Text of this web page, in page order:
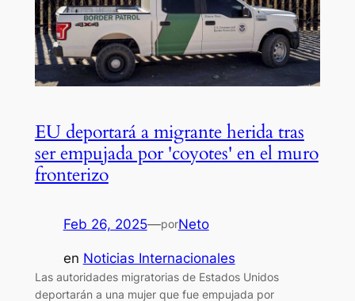
EU deportará a migrante herida tras
ser empujada por 'coyotes' en el muro
fronterizo
Feb 26, 2025—porNeto
en Noticias Internacionales
Las autoridades migratorias de Estados Unidos
deportarán a una mujer que fue empujada por